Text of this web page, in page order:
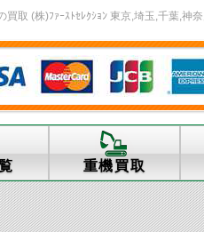
取 (株)ﾌｧｰｽﾄｾﾚｸｼｮﾝ 東京,埼玉,千葉,神
重機買取